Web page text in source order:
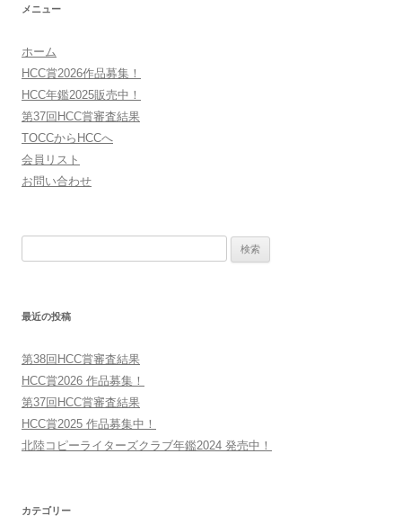
ゲ
シ
ョ
ン
メニュー
ホーム
HCC賞2026作品募集！
HCC年鑑2025販売中！
第37回HCC賞審査結果
TOCCからHCCへ
会員リスト
お問い合わせ
最近の投稿
第38回HCC賞審査結果
HCC賞2026 作品募集！
第37回HCC賞審査結果
HCC賞2025 作品募集中！
北陸コピーライターズクラブ年鑑2024 発売中！
カテゴリー